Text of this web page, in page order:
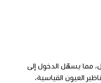
مما يسهّل الدخول إلى
العيون القياسية،